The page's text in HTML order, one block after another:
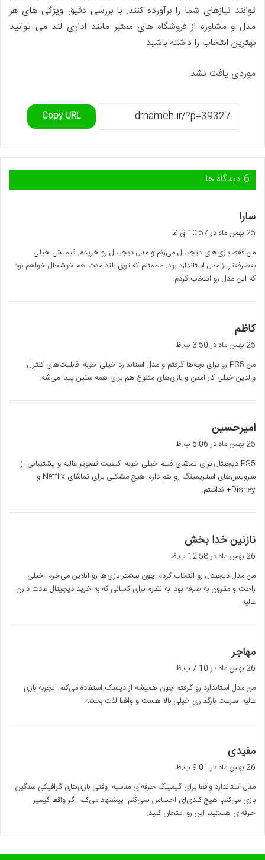
توانند نیازهای شما را برآورده کنند. با بررسی دقیق ویژگی های هر
مدل و مشاوره از فروشگاه های معتبر مانند اداری لند می توانید
بهترین انتخاب را داشته باشید
موردی یافت نشد
Copy URL
‫6 دیدگاه ها
سارا
ت
:
25 بهمن ماه در 10:57 ق.ظ
من فقط بازی‌های دیجیتال می‌زنم و مدل دیجیتال رو خریدم. قیمتش خیلی
به‌صرفه‌تر از مدل استاندارد بود. مطمئنم که توی بلند مدت هم خوشحال خواهم بود
که این مدل رو انتخاب کردم.
کاظم
ت
:
25 بهمن ماه در 3:50 ب.ظ
من PS5 رو برای بچه‌ها گرفتم و مدل استاندارد خیلی خوبه. قابلیت‌های کنترل
والدین خیلی کار آمدن و بازی‌های متنوع هم برای همه سنین پیدا می‌شه.
امیرحسین
ت
:
25 بهمن ماه در 6:06 ب.ظ
PS5 دیجیتال برای تماشای فیلم خیلی خوبه. کیفیت تصویر عالیه و پشتیبانی از
سرویس‌های استریمینگ رو هم داره. هیچ مشکلی برای تماشای Netflix و
Disney+ نداشتم.
نازنین خدا بخش
:
26 بهمن ماه در 12:58 ب.ظ
من مدل دیجیتال رو انتخاب کردم چون بیشتر بازی‌ها رو آنلاین می‌خرم. خیلی
راحت و مقرون به صرفه بود. به نظرم برای کسانی که به خرید دیجیتال عادت دارن
عالیه.
مهاجر
ت
26 بهمن ماه در 7:10 ب.ظ
من مدل استاندارد رو گرفتم چون همیشه از دیسک استفاده می‌کنم. تجربه بازی
عالیه! سرعت بارگذاری خیلی بالا هست و واقعا لذت بخشه.
مفیدی
:
26 بهمن ماه در 9:01 ب.ظ
مدل استاندارد واقعا برای گیمینگ حرفه‌ای مناسبه. وقتی بازی‌های گرافیکی سنگین
بازی می‌کنم، هیچ کندی‌ای احساس نمی‌کنم. پیشنهاد می‌کنم اگر واقعا گیمیر
حرفه‌ای هستید، این رو امتحان کنید.